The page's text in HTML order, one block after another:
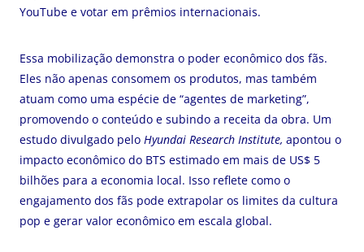
YouTube e votar em prêmios internacionais.
Essa mobilização demonstra o poder econômico dos fãs.
Eles não apenas consomem os produtos, mas também
atuam como uma espécie de “agentes de marketing”,
promovendo o conteúdo e subindo a receita da obra. Um
estudo divulgado pelo Hyundai Research Institute, apontou o
impacto econômico do BTS estimado em mais de US$ 5
bilhões para a economia local. Isso reflete como o
engajamento dos fãs pode extrapolar os limites da cultura
pop e gerar valor econômico em escala global.